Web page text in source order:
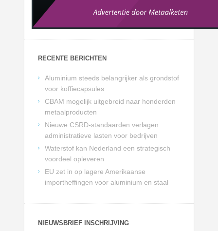
RECENTE BERICHTEN
Aluminium steeds belangrijker als grondstof
voor koffiecapsules
CBAM mogelijk uitgebreid naar honderden
metaalproducten
Nieuwe CSRD-standaarden verlagen
administratieve lasten voor bedrijven
Waterstof kan Nederland een strategisch
voordeel opleveren
EU zet in op lagere Amerikaanse
importheffingen voor aluminium en staal
NIEUWSBRIEF INSCHRIJVING